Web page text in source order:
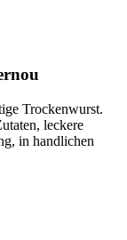
Trockenwurst.
leckere
in handlichen